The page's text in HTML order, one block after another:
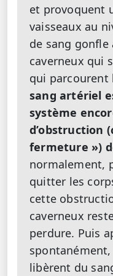
et provoquent
vaisseaux au
de sang gonfle
caverneux qui
qui parcourent
sang artériel
système
d’obstruction
fermeture »)
normalement,
quitter les
cette
caverneux
perdure. Puis
libèrent du